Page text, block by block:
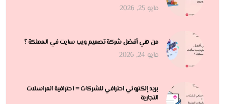
مايو 25, 2026
من هي أفضل شركة تصميم ويب سايت في المملكة ؟
مايو 24, 2026
بريد إلكتروني احترافي للشركات = احترافية المراسلات
التجارية